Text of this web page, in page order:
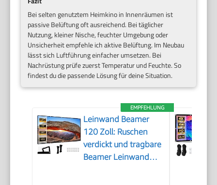
Bei selten genutztem Heimkino in Innenräumen ist
passive Belüftung oft ausreichend. Bei täglicher
Nutzung, kleiner Nische, feuchter Umgebung oder
Unsicherheit empfehle ich aktive Belüftung. Im Neubau
lässt sich Luftführung einfacher umsetzen. Bei
Nachrüstung prüfe zuerst Temperatur und Feuchte. So
findest du die passende Lösung für deine Situation.
EMPFEHLUNG
Leinwand Beamer
120 Zoll: Ruschen
verdickt und tragbare
Beamer Leinwand